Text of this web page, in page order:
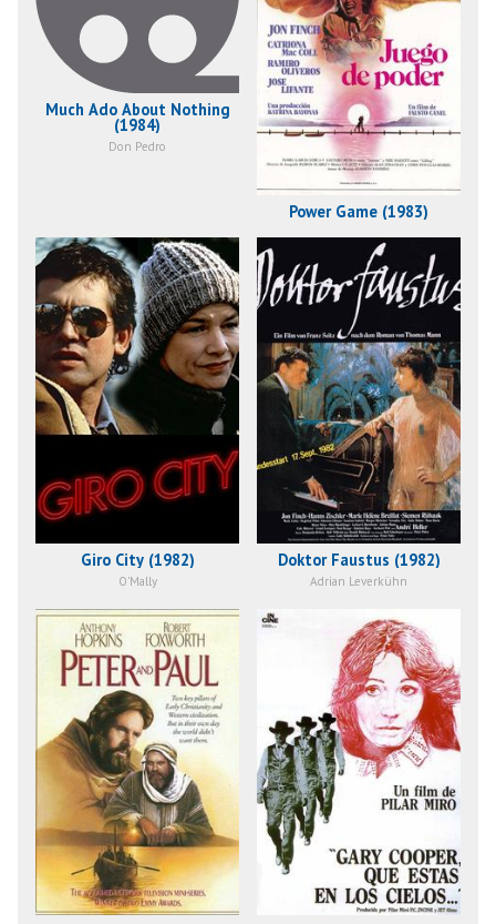
Much Ado About Nothing
(1984)
Don Pedro
Power Game (1983)
Giro City (1982)
O'Mally
Doktor Faustus (1982)
Adrian Leverkühn